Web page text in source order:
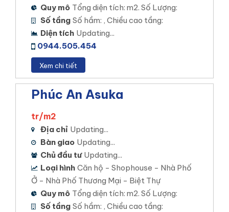
STK AN BÌNH
Vị trí dự án: Phường An Bình, Quận Ninh Kiều, TP.
Cần Thơ.
Loại hình đầu tư: Nhà Phố – Biệt Thự – Shophouse
– Thương mại
Diện tích khu đất: 10,5 ha
Tổng số sản phẩm: 339 sản phẩm.
Xem chi tiết
Quy mô Tổng diện tích: m2. Số Lượng:
Số tầng Số hầm: , Chiều cao tầng:
Diện tích Updating...
0944.505.454
Xem chi tiết
Phúc An Asuka
tr/m2
Địa chỉ Updating...
Bàn giao Updating...
Chủ đầu tư Updating...
Loại hình Căn hộ - Shophouse - Nhà Phố
Ở - Nhà Phố Thương Mại - Biệt Thự
Quy mô Tổng diện tích: m2. Số Lượng:
Số tầng Số hầm: , Chiều cao tầng: